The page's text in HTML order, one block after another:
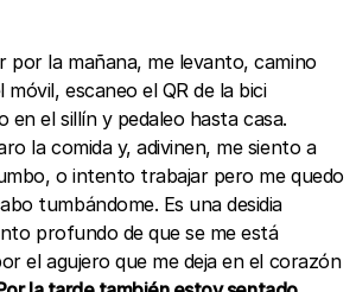
por la mañana, me levanto, camino
escaneo el QR de la bici
en el sillín y pedaleo hasta casa.
la comida y, adivinen, me siento a
o intento trabajar pero me quedo
tumbándome. Es una desidia
profundo de que se me está
el agujero que me deja en el corazón